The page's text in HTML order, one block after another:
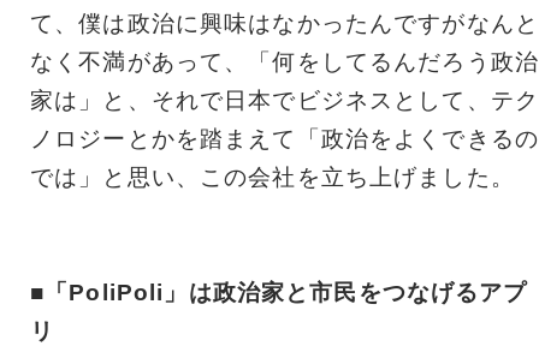
て、僕は政治に興味はなかったんですがなんと
なく不満があって、「何をしてるんだろう政治
家は」と、それで日本でビジネスとして、テク
ノロジーとかを踏まえて「政治をよくできるの
では」と思い、この会社を立ち上げました。
■「PoliPoli」は政治家と市民をつなげるアプ
リ